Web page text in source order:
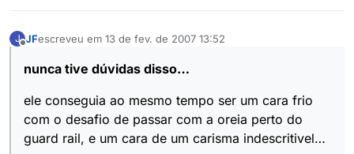
J JFescreveu em 13 de fev. de 2007 13:52
última edição por
nunca tive dúvidas disso…
ele conseguia ao mesmo tempo ser um cara frio
com o desafio de passar com a oreia perto do
guard rail, e um cara de um carisma indescritivel…